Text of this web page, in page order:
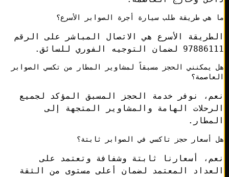
طريقة طلب سيارة أجرة الصوابر الأسرع؟
الأسرع هي الاتصال المباشر على الرقم
التوجيه الفوري للسائق.
الحجز مسبقاً لمشاوير المطار من تكسي الصوابر
نوفر خدمة الحجز المسبق المؤكد لجميع
الهامة والمشاوير المتجهة إلى
حجز تاكسي في الصوابر ثابتة؟
أسعارنا ثابتة وشفافة وتعتمد على
المعتمد لضمان أعلى مستوى من الثقة